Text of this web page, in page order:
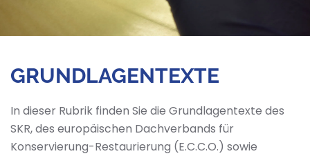
GRUNDLAGENTEXTE
In dieser Rubrik finden Sie die Grundlagentexte des
SKR, des europäischen Dachverbands für
Konservierung-Restaurierung (E.C.C.O.) sowie